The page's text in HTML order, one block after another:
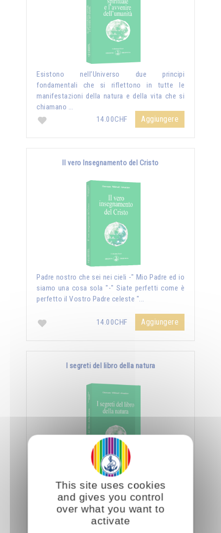
Esistono nell’Universo due principi
fondamentali che si riflettono in tutte le
manifestazioni della natura e della vita che si
chiamano …
14.00CHF
Aggiungere
Il vero Insegnamento del Cristo
Padre nostro che sei nei cieli -" Mio Padre ed io
siamo una cosa sola "-" Siate perfetti come è
perfetto il Vostro Padre celeste "...
14.00CHF Aggiungere
I segreti del libro della natura
Nella Scienza Iniziatica leggere vuole dire
essere capaci di decifrare l’aspetto sottile e
nascosto delle creature e degli oggetti, nonché
14.00CHF
This site uses cookies
and gives you control
over what you want to
activate